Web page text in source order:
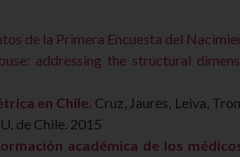
de la Primera Encuesta del
addressing the structural
en Chile. Cruz, Jaures, Leiva,
de Chile. 2015
académica de los